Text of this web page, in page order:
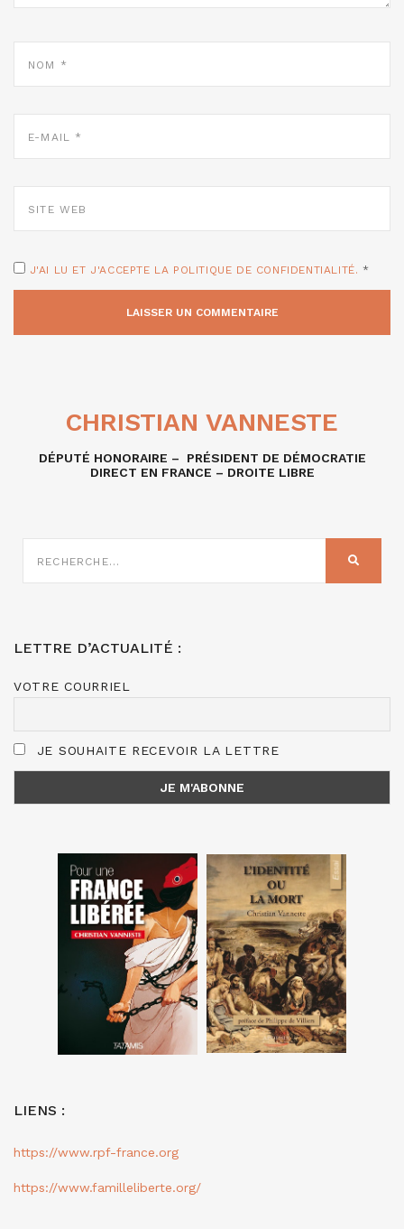
MAIL
WEB
J'AI LU ET J'ACCEPTE LA POLITIQUE DE CONFIDENTIALITÉ. *
CHRISTIAN VANNESTE
DÉPUTÉ HONORAIRE – PRÉSIDENT DE DÉMOCRATIE
DIRECT EN FRANCE – DROITE LIBRE
SUR
LETTRE D’ACTUALITÉ :
VOTRE COURRIEL
JE SOUHAITE RECEVOIR LA LETTRE
LIENS :
https://www.rpf-france.org
https://www.familleliberte.org/